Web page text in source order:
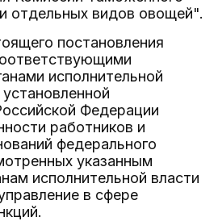
отдельных видов овощей".
постановления
исполнительной
Федерации
работников и
федерального
указанным
исполнительной власти
в сфере